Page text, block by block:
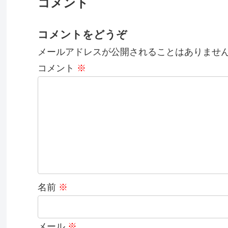
コメント
コメントをどうぞ
メールアドレスが公開されることはありませ
コメント ※
名前 ※